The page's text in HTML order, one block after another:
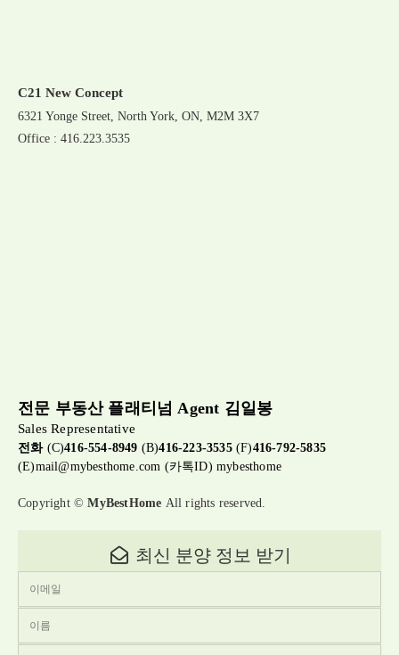
C21 New Concept
6321 Yonge Street, North York, ON, M2M 3X7
Office : 416.223.3535
전문 부동산 플래티넘 Agent 김일봉
Sales Representative
전화(C)416-554-8949 (B)416-223-3535(F)416-792-5835
(E)mail@mybesthome.com (카톡ID) mybesthome
Copyright ©MyBestHome All rights reserved.
최신 분양 정보 받기